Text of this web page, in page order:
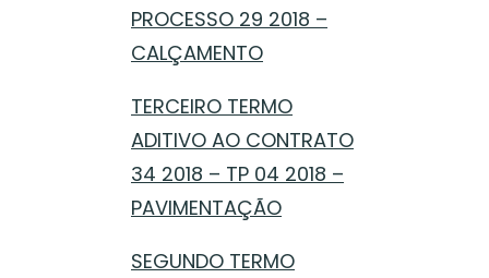
PROCESSO 29 2018 –
CALÇAMENTO
TERCEIRO TERMO
ADITIVO AO CONTRATO
34 2018 – TP 04 2018 –
PAVIMENTAÇÃO
SEGUNDO TERMO